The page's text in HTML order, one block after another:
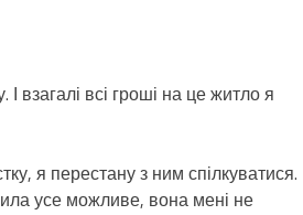
взагалі всі гроші на це житло я
я перестану з ним спілкуватися.
усе можливе, вона мені не